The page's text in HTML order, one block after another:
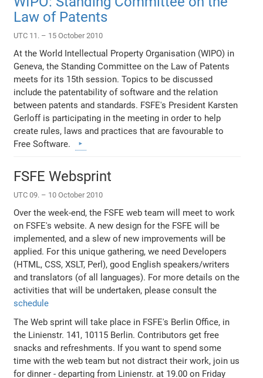
Law of Patents
UTC 11. – 15 October 2010
At the World Intellectual Property Organisation (WIPO) in
Geneva, the Standing Committee on the Law of Patents
meets for its 15th session. Topics to be discussed
include the patentability of software and the relation
between patents and standards. FSFE's President Karsten
Gerloff is participating in the meeting in order to help
create rules, laws and practices that are favourable to
Free Software.
FSFE Websprint
UTC 09. – 10 October 2010
Over the week-end, the FSFE web team will meet to work
on FSFE's website. A new design for the FSFE will be
implemented, and a slew of new improvements will be
applied. For this unique gathering, we need Developers
(HTML, CSS, XSLT, Perl), good English speakers/writers
and translators (of all languages). For more details on the
activities that will be undertaken, please consult the
schedule
The Web sprint will take place in FSFE's Berlin Office, in
the Linienstr. 141, 10115 Berlin. Contributors get free
snacks and refreshments. If you want to spend some
time with the web team but not distract their work, join us
for dinner - departing from Linienstr. at 19.00 on Friday